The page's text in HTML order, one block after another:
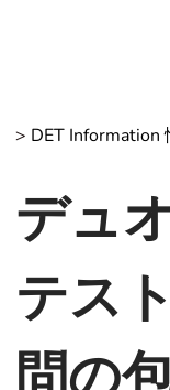
> DET Information
デュ
テス